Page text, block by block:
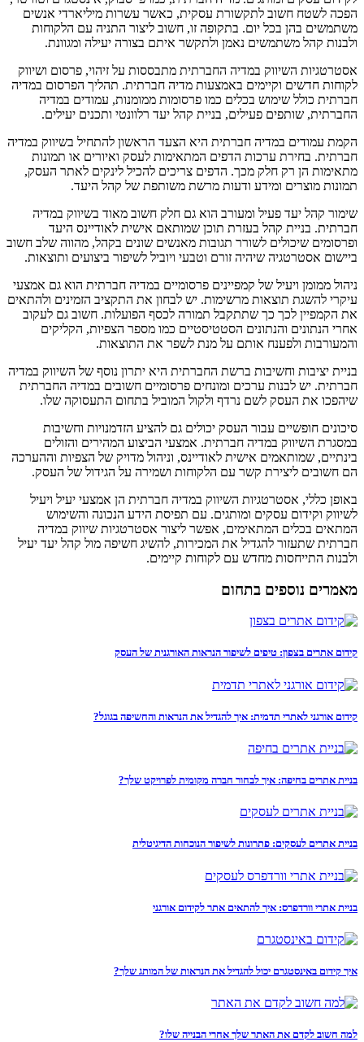
הפכה לשטח חשוב לתקשורת עסקית, כאשר עשרות מיליארדי אנשים
משתמשים בהן בכל יום. בתקופה זו, חשוב ליצור התניה עם הלקוחות
ולבנות קהל משתמשים נאמן ולתקשר איתם בצורה יעילה ומגוונת.
אסטרטגיות השיווק במדיה החברתית מתבססות על זיהוי, פרסום ושיווק
לקוחות חדשים וקיימים באמצעות מדיה חברתית. תהליך הפרסום במדיה
חברתית כולל שימוש בכלים כמו פרסומות ממומנות, עמודים במדיה
החברתית, שותפים פעילים, בניית קהל יעד רלוונטי ותכנים יעילים.
הקמת עמודים במדיה חברתית היא הצעד הראשון להתחיל בשיווק במדיה
חברתית. בחירת ערכות הדפים המתאימות לעסק ואיורים או תמונות
מתאימות הן רק חלק מכך. הדפים צריכים להכיל לינקים לאתר העסק,
תמונות מוצרים ומידע ודעות מרשת משותפת של קהל היעד.
שימור קהל יעד פעיל ומעורב הוא גם חלק חשוב מאוד בשיווק במדיה
חברתית. בניית קהל בעזרת תוכן שמותאם אישית לאודיינס היעד
ופרסומים שיכולים לשורר תגובות מאנשים שונים בקהל, מהווה שלב חשוב
ביישום אסטרטגיה שיהיה זורם וטבעי ויוביל לשיפור ביצועים ותוצאות.
ניהול ממומן ויעיל של קמפיינים פרסומיים במדיה חברתית הוא גם אמצעי
עיקרי להשגת תוצאות מרשימות. יש לבחון את התקציב הזמינים ולהתאים
את הקמפיין לכך כך שתתקבל תמורה לכסף הפועלות. חשוב גם לעקוב
אחרי הנתונים והנתונים הסטטיסטיים כמו מספר הצפיות, הקליקים
והמעורבות ולפענח אותם על מנת לשפר את התוצאות.
בניית יציבות וחשיבות ברשת החברתית היא יתרון נוסף של השיווק במדיה
חברתית. יש לבנות ערכים ומונחים פרסומיים חשובים במדיה החברתית
שיהפכו את העסק לשם נרדף ולקול המוביל בתחום התעסוקה שלו.
סיכונים חופשיים עבור העסק יכולים גם להציע הזדמנויות וחשיבות
במסגרת השיווק במדיה חברתית. אמצעי הביצוע המהירים והזולים
בינתיים, שמותאמים אישית לאודיינס, וניהול מדויק של הצפיות וההערכה
הם חשובים ליצירת קשר עם הלקוחות ושמירה על הגידול של העסק.
באופן כללי, אסטרטגיות השיווק במדיה חברתית הן אמצעי יעיל ויעיל
לשיווק וקידום עסקים ומותגים. עם תפיסת הידע הנכונה והשימוש
המתאים בכלים המתאימים, אפשר ליצור אסטרטגיות שיווק במדיה
חברתית שתעזור להגדיל את המכירות, להשיג חשיפה מול קהל יעד יעיל
ולבנות התייחסות מחדש עם לקוחות קיימים.
מאמרים נוספים בתחום
קידום אתרים בצפון: טיפים לשיפור הנראות האורגנית של העסק
קידום אורגני לאתרי תדמית: איך להגדיל את הנראות והחשיפה בגוגל?
בניית אתרים בחיפה: איך לבחור חברה מקומית לפרויקט שלך?
בניית אתרים לעסקים: פתרונות לשיפור הנוכחות הדיגיטלית
בניית אתרי וורדפרס: איך להתאים אתר לקידום אורגני
איך קידום באינסטגרם יכול להגדיל את הנראות של המותג שלך?
למה חשוב לקדם את האתר שלך אחרי הבנייה שלו?